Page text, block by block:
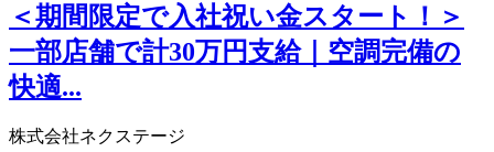
＜期間限定で入社祝い金スタート！＞
一部店舗で計30万円支給｜空調完備の
快適...
株式会社ネクステージ